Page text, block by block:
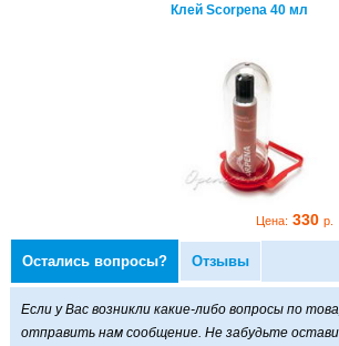
Клей Scorpena 40 мл
Цена: 330 р.
Scorpena 40 мл
Остались вопросы? Отзывы
Если у Вас возникли какие-либо вопросы по
отправить нам сообщение. Не забудьте